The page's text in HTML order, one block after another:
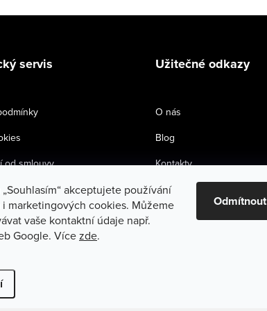
akceptujete používání
marketingových cookies. Můžeme
vaše kontaktní údaje např.
Google. Vícezde.
Odmítnout
servis
od smlouvy
formulář
Užitečné odkazy
O nás
Blog
Kontakty
Doprava a platba
Tabulky velikostí